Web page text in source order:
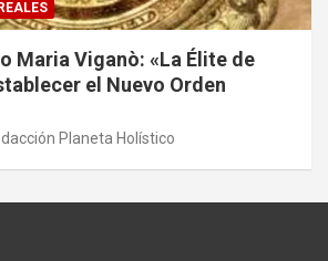
Maria Viganò: «La Élite de
el Nuevo Orden
Planeta Holístico